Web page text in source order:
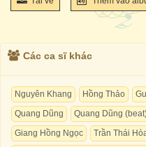
Các ca sĩ khác
Nguyên Khang Hồng Thảo
Quang Dũng
Quang Dũng
Giang Hồng Ngọc
Trần Thái